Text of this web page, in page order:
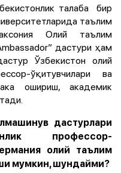
талаба бир
таълим
Олий таълим
дастури ҳам
Ўзбекистон олий
ўқитувчилари ва
ошириш, академик
дастурлари
профессор-
олий таълим
мумкин, шундайми?